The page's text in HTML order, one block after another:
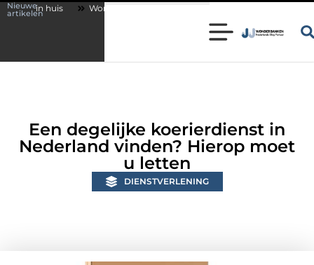
Nieuwe
artikelen
Wonen in een karakteristieke woning in Bunschoten? Controleer of je
Een degelijke koerierdienst in
Nederland vinden? Hierop moet
u letten
DIENSTVERLENING